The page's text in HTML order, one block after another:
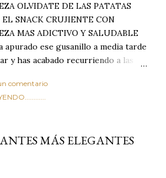
OLVIDATE DE LAS PATATAS
EL SNACK CRUJIENTE CON
MAS ADICTIVO Y SALUDABLE
apurado ese gusanillo a media tarde
y has acabado recurriendo a las
frutos secos fritos o snacks
de grasas saturadas y sodio?
ahí. Sin embargo, cuidarse no tiene
crujientes al horno van a cambiar
de ver las legumbres. Olvídate de
a los guisos tradicionales y
comentario
MÁS ELEGANTES